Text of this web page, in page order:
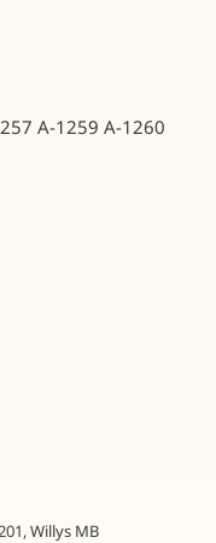
A-1259 A-1260
,Willys MB